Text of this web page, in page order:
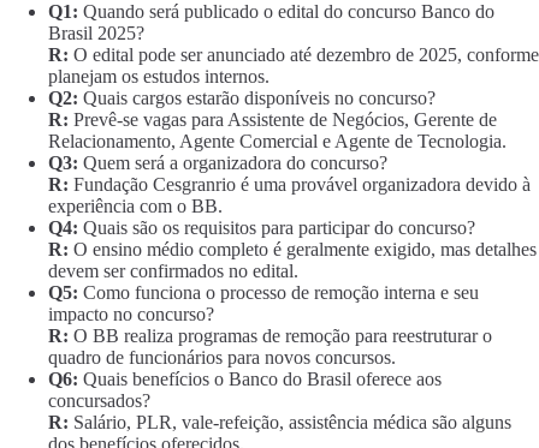
Q1: Quando será publicado o edital do concurso Banco do
Brasil 2025?
R: O edital pode ser anunciado até dezembro de 2025, conforme
planejam os estudos internos.
Q2: Quais cargos estarão disponíveis no concurso?
R: Prevê-se vagas para Assistente de Negócios, Gerente de
Relacionamento, Agente Comercial e Agente de Tecnologia.
Q3: Quem será a organizadora do concurso?
R: Fundação Cesgranrio é uma provável organizadora devido à
experiência com o BB.
Q4: Quais são os requisitos para participar do concurso?
R: O ensino médio completo é geralmente exigido, mas detalhes
devem ser confirmados no edital.
Q5: Como funciona o processo de remoção interna e seu
impacto no concurso?
R: O BB realiza programas de remoção para reestruturar o
quadro de funcionários para novos concursos.
Q6: Quais benefícios o Banco do Brasil oferece aos
concursados?
R: Salário, PLR, vale-refeição, assistência médica são alguns